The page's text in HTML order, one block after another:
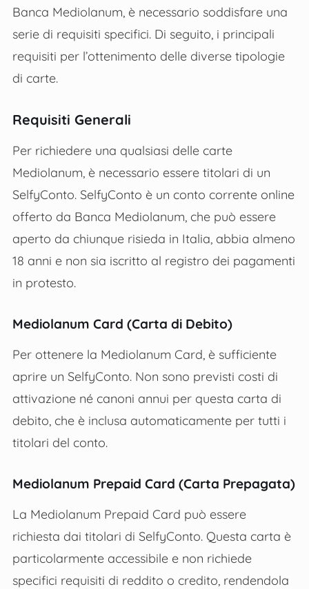
Banca Mediolanum, è necessario soddisfare una
serie di requisiti specifici. Di seguito, i principali
requisiti per l’ottenimento delle diverse tipologie
di carte.
Requisiti Generali
Per richiedere una qualsiasi delle carte
Mediolanum, è necessario essere titolari di un
SelfyConto. SelfyConto è un conto corrente online
offerto da Banca Mediolanum, che può essere
aperto da chiunque risieda in Italia, abbia almeno
18 anni e non sia iscritto al registro dei pagamenti
in protesto.
Mediolanum Card (Carta di Debito)
Per ottenere la Mediolanum Card, è sufficiente
aprire un SelfyConto. Non sono previsti costi di
attivazione né canoni annui per questa carta di
debito, che è inclusa automaticamente per tutti i
titolari del conto​.
Mediolanum Prepaid Card (Carta Prepagata)
La Mediolanum Prepaid Card può essere
richiesta dai titolari di SelfyConto. Questa carta è
particolarmente accessibile e non richiede
specifici requisiti di reddito o credito, rendendola